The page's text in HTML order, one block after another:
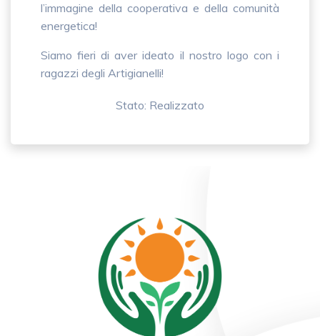
l’immagine della cooperativa e della comunità
energetica!
Siamo fieri di aver ideato il nostro logo con i
ragazzi degli Artigianelli!
Stato: Realizzato